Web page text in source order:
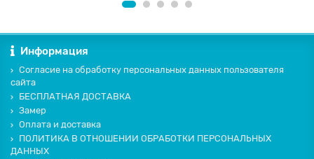
Информация
Согласие на обработку персональных данных пользователя
сайта
БЕСПЛАТНАЯ ДОСТАВКА
Замер
Оплата и доставка
ПОЛИТИКА В ОТНОШЕНИИ ОБРАБОТКИ ПЕРСОНАЛЬНЫХ
ДАННЫХ